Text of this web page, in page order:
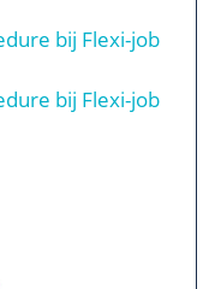
bij Flexi-job
bij Flexi-job